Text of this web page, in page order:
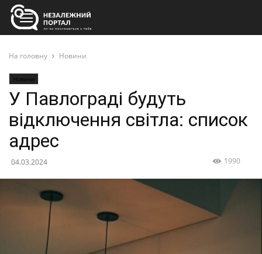
На головну Новини
Новини
У Павлограді будуть
відключення світла: список
адрес
04.03.2024 1990